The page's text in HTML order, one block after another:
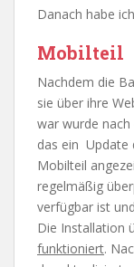
Danach habe
Mobilteil
Nachdem die
sie über ihre
war wurde
das ein Update
Mobilteil
regelmäßig
verfügbar ist
Die Installation
funktioniert.